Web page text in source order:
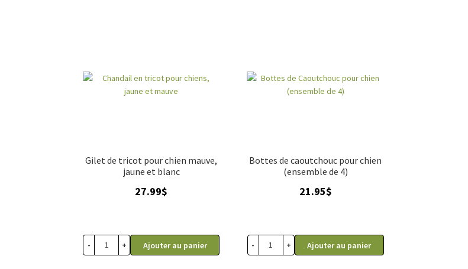
Gilet de tricot pour chien mauve,
jaune et blanc
27.99$
- + Ajouter au panier
Bottes de caoutchouc pour chien
(ensemble de 4)
21.95$
- + Ajouter au panier